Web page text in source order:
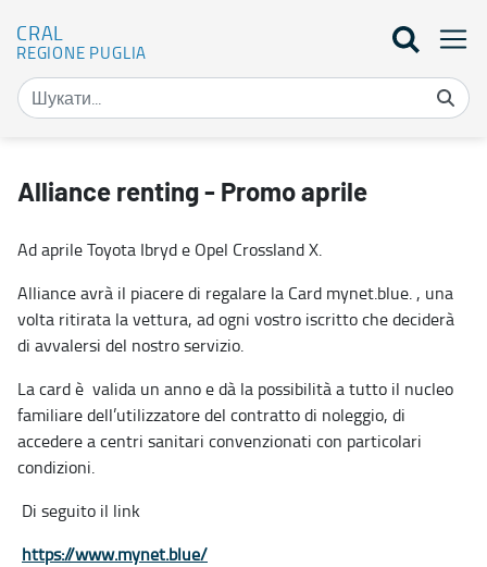
CRAL
REGIONE PUGLIA
Alliance renting - Promo aprile
Ad aprile Toyota Ibryd e Opel Crossland X.
Alliance avrà il piacere di regalare la Card mynet.blue. , una
volta ritirata la vettura, ad ogni vostro iscritto che deciderà
di avvalersi del nostro servizio.
La card è valida un anno e dà la possibilità a tutto il nucleo
familiare dell’utilizzatore del contratto di noleggio, di
accedere a centri sanitari convenzionati con particolari
condizioni.
Di seguito il link
https://www.mynet.blue/